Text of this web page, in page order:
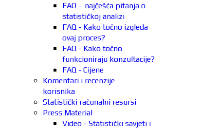
FAQ – najčešća pitanja o
statističkoj analizi
FAQ - Kako točno izgleda
ovaj proces?
FAQ - Kako točno
funkcioniraju konzultacije?
FAQ - Cijene
Komentari i recenzije
korisnika
Statistički računalni resursi
Press Material
Video - Statistički savjeti i